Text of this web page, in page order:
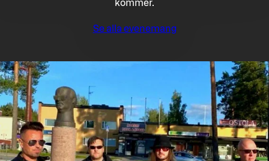
kommer.
Se alla evenemang